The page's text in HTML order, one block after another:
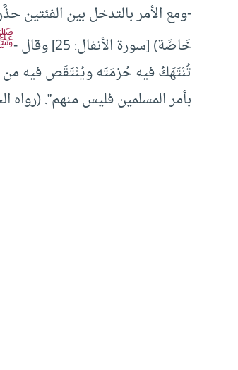
-ومع الأمر بالتدخل بين الفئتين
خَاصَّة) [سورة الأنفال: 25] وقال -
تُنْتَهَكُ فيه حُرْمَتَه ويُنْتَقَص فيه
بأمر المسلمين فليس منهم”.